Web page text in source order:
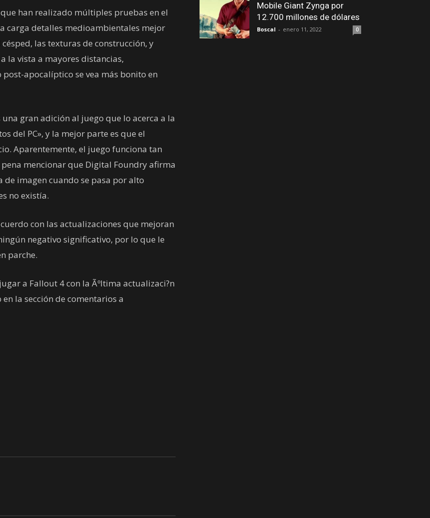
han realizado múltiples pruebas en el
carga detalles medioambientales mejor
las texturas de construcción, y
la vista a mayores distancias,
apocalíptico se vea más bonito en
gran adición al juego que lo acerca a la
del PC», y la mejor parte es que el
Aparentemente, el juego funciona tan
mencionar que Digital Foundry afirma
de imagen cuando se pasa por alto
no existía.
con las actualizaciones que mejoran
negativo significativo, por lo que le
parche.
a Fallout 4 con la Ãºltima actualizaci?n
la sección de comentarios a
Mobile Giant Zynga por
12.700 millones de dólares
Boscal - enero 11, 2022 0